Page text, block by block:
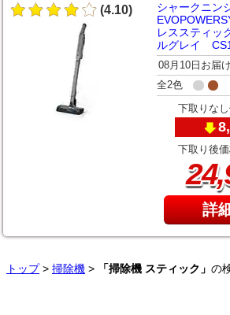
(4.10)
シャークニン
レススティ
ルグレイ
08月10日お届
全2色
下取りな
下取り後価
24,
詳
トップ> 掃除機 > 「掃除機 スティック」 の